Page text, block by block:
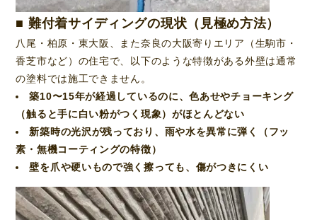
■ 難付着サイディングの現状（見極め方法）
八尾・柏原・東大阪、また奈良の大阪寄りエリア（生駒市・
香芝市など）の住宅で、以下のような特徴がある外壁は通常
の塗料では施工できません。
築10〜15年が経過しているのに、色あせやチョーキング
（触ると手に白い粉がつく現象）がほとんどない
新築時の光沢が残っており、雨や水を異常に弾く（フッ
素・無機コーティングの特徴）
壁を爪や硬いもので強く擦っても、傷がつきにくい